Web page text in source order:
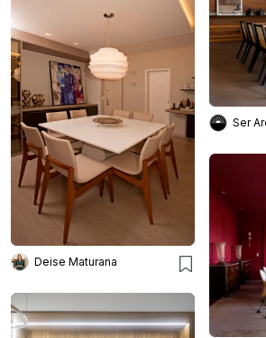
Ser
Deise Maturana